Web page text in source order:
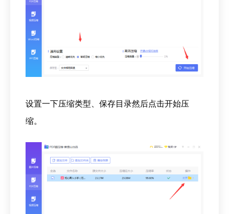
设置一下压缩类型、保存目录然后点击开始压
缩。